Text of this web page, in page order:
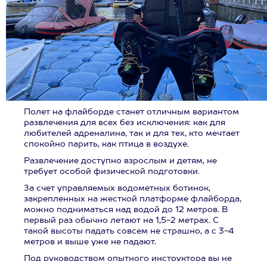
Полет на флайборде станет отличным вариантом
развлечения для всех без исключения: как для
любителей адреналина, так и для тех, кто мечтает
спокойно парить, как птица в воздухе.
Развлечение доступно взрослым и детям, не
требует особой физической подготовки.
За счет управляемых водометных ботинок,
закрепленных на жесткой платформе флайборда,
можно подниматься над водой до 12 метров. В
первый раз обычно летают на 1,5-2 метрах. С
такой высоты падать совсем не страшно, а с 3-4
метров и выше уже не падают.
Под руководством опытного инструктора вы не